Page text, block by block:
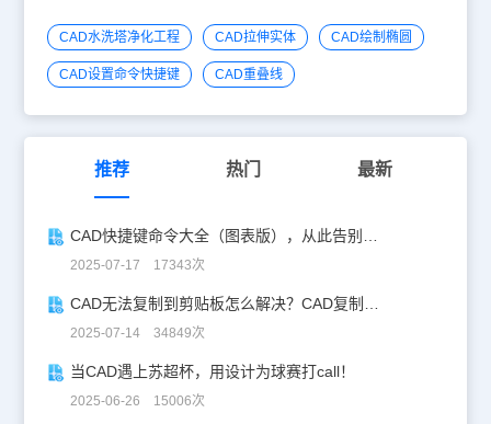
下载完成解压文件后，我们可以在该CAD字体库大全文件夹里得到需
要的“.shx” 字体文件。我们在CAD软件的安装路径下找到Fonts目录
文件夹，将需要的的字体文件复制到Fonts目录里。然后关闭CAD制
图软件，重新启动后，再次打开该CAD图纸。这时候会观察到之前显
CAD水洗塔净化工程 CAD拉伸实体 CAD绘制椭圆
CAD设置命令快捷键 CAD重叠线
推荐 热门 最新
CAD快捷键命令大全（图表版），从此告别低效绘图！
2025-07-17 17343次
CAD无法复制到剪贴板怎么解决？CAD复制失灵自救指南
2025-07-14 34849次
当CAD遇上苏超杯，用设计为球赛打call！
2025-06-26 15006次